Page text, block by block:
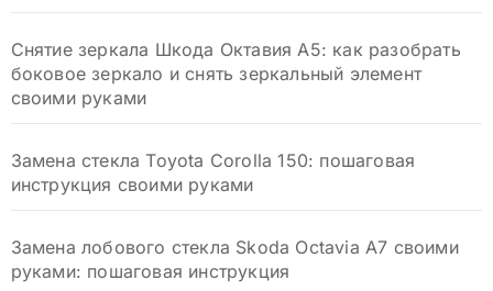
Снятие зеркала Шкода Октавия А5: как разобрать
боковое зеркало и снять зеркальный элемент
своими руками
Замена стекла Toyota Corolla 150: пошаговая
инструкция своими руками
Замена лобового стекла Skoda Octavia A7 своими
руками: пошаговая инструкция